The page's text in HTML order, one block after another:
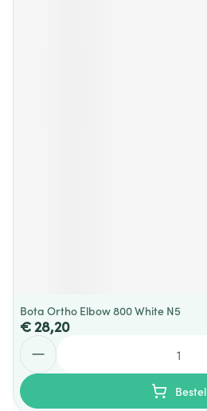
Bota Ortho Elbow 800 White N5
€ 28,20
Bestel